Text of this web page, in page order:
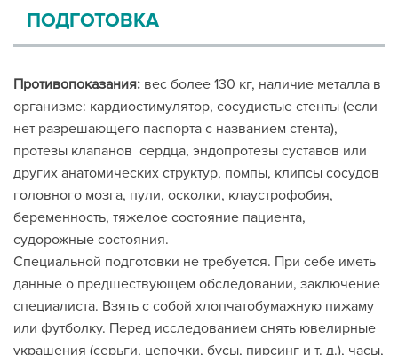
ПОДГОТОВКА
Противопоказания: вес более 130 кг, наличие металла в
организме: кардиостимулятор, сосудистые стенты (если
нет разрешающего паспорта с названием стента),
протезы клапанов сердца, эндопротезы суставов или
других анатомических структур, помпы, клипсы сосудов
головного мозга, пули, осколки, клаустрофобия,
беременность, тяжелое состояние пациента,
судорожные состояния.
Специальной подготовки не требуется. При себе иметь
данные о предшествующем обследовании, заключение
специалиста. Взять с собой хлопчатобумажную пижаму
или футболку. Перед исследованием снять ювелирные
украшения (серьги, цепочки, бусы, пирсинг и т. д.), часы,